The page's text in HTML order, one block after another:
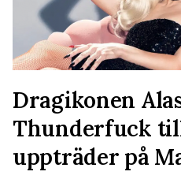
Dragikonen
Thunderfuck
uppträder på